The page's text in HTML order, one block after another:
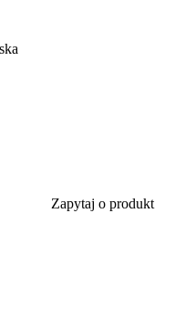
Zapytaj o produkt